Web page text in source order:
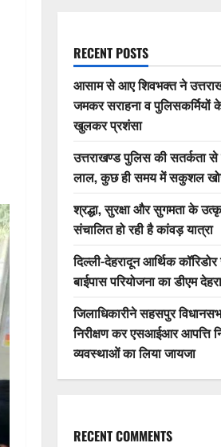
RECENT POSTS
आसाम से आए शिवभक्त ने
जमकर सराहना व पुलिसकर्मियों
खुलकर प्रशंसा
उत्तराखण्ड पुलिस की सतर्कता से
लाल, कुछ ही समय में सकुशल
श्रद्धा, सुरक्षा और सुगमता के
संचालित हो रही है कांवड़ यात्रा
दिल्ली-देहरादून आर्थिक
बाईपास परियोजना का डीएम
जिलाधिकारीने सहसपुर
निरीक्षण कर एसआईआर आपत्ति
व्यवस्थाओं का लिया जायजा
RECENT COMMENTS